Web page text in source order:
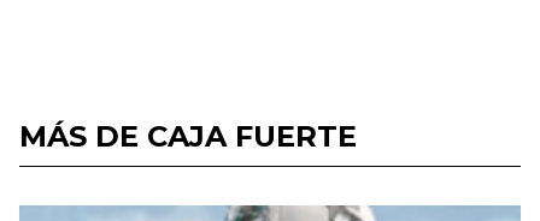
MÁS DE CAJA FUERTE